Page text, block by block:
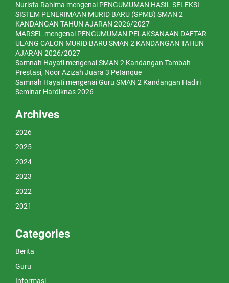
Nurisfa Rahima mengenai PENGUMUMAN HASIL SELEKSI
SISTEM PENERIMAAN MURID BARU (SPMB) SMAN 2
KANDANGAN TAHUN AJARAN 2026/2027
MARSEL mengenai PENGUMUMAN PELAKSANAAN DAFTAR
ULANG CALON MURID BARU SMAN 2 KANDANGAN TAHUN
AJARAN 2026/2027
Samnah Hayati mengenaiSMAN 2 Kandangan Tambah
Prestasi, Noor Azizah Juara 3 Petanque
Samnah Hayati mengenaiGuru SMAN 2 Kandangan Hadiri
Seminar Hardiknas 2026
Archives
2026
2025
2024
2023
2022
2021
Categories
Berita
Guru
Informasi